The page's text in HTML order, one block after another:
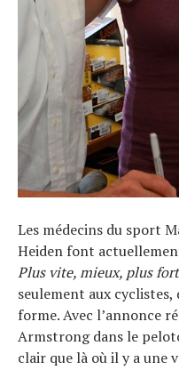
Les médecins du sport
Heiden font
Plus vite, mieux, plus
seulement aux
forme. Avec l’annonce
Armstrong dans le
clair que là où il y a une